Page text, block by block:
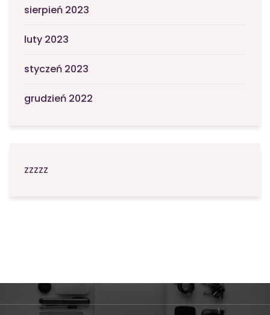
sierpień 2023
luty 2023
styczeń 2023
grudzień 2022
zzzzz